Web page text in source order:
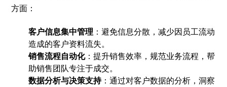
方面：
客户信息集中管理 ：避免信息分散，减少因员工流动
造成的客户资料流失。
销售流程自动化：提升销售效率，规范业务流程，帮
助销售团队专注于成交。
数据分析与决策支持：通过对客户数据的分析，洞察